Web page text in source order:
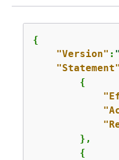
{
"Version" :
"Statement"
{
        },
{